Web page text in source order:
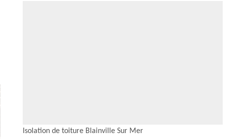
Isolation de toiture Blainville Sur Mer